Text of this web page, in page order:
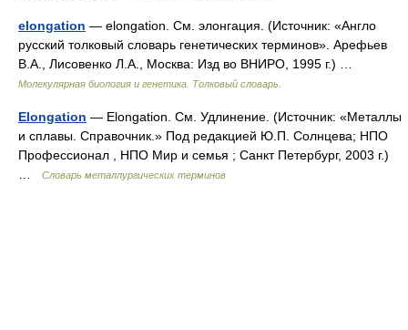
elongation — elongation. См. элонгация. (Источник: «Англо
русский толковый словарь генетических терминов». Арефьев
В.А., Лисовенко Л.А., Москва: Изд во ВНИРО, 1995 г.) …
Молекулярная биология и генетика. Толковый словарь.
Elongation — Elongation. См. Удлинение. (Источник: «Металлы
и сплавы. Справочник.» Под редакцией Ю.П. Солнцева; НПО
Профессионал , НПО Мир и семья ; Санкт Петербург, 2003 г.)
Словарь металлургических терминов